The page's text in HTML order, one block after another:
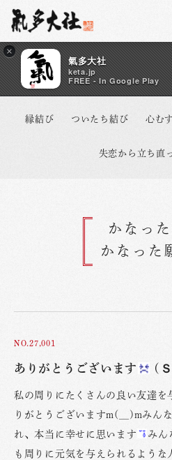
×
氣多大社
keta.jp
FREE - In Google Play
縁結び ついたち結び 心む
失恋から立ち直
かなっ
かなった
NO.27,001
ありがとうございます (
私の周りにたくさんの良い友達を
りがとうございますm(__)mみん
れ、本当に幸せに思います
みん
も周りに元気を与えられるような